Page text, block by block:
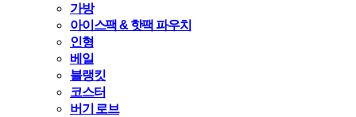
가방
아이스팩 & 핫팩 파우치
인형
베일
블랭킷
코스터
버기 로브